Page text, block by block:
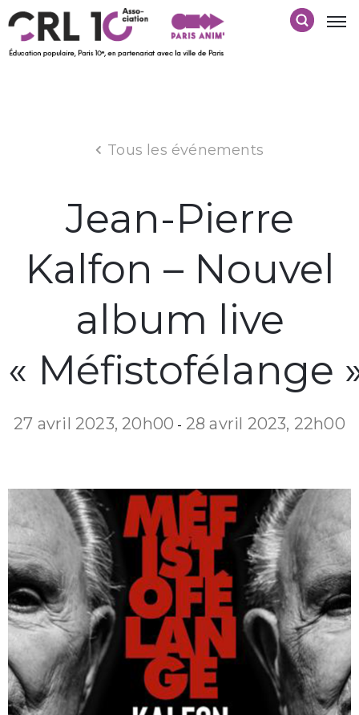
Tous les événements
Jean-Pierre
Kalfon – Nouvel
album live
« Méfistofélange
27 avril 2023, 20h00 - 28 avril 2023, 22h00